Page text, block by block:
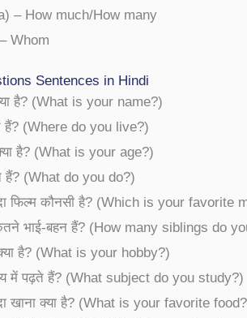
– How much/How many
Whom
Sentences in Hindi
है? (What is your name?)
हैं? (Where do you live?)
है? (What is your age?)
हैं? (What do you do?)
फिल्म कौनसी है? (Which is your favorite
भाई-बहन हैं? (How many siblings do
है? (What is your hobby?)
में पढ़ते हैं? (What subject do you study?)
खाना क्या है? (What is your favorite